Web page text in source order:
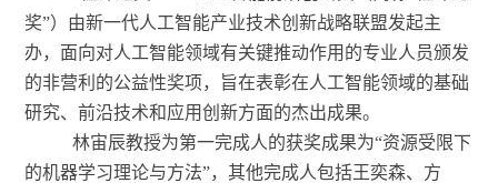
奖”）由新一代人工智能产业技术创新战略联盟发起主
办，面向对人工智能领域有关键推动作用的专业人员颁发
的非营利的公益性奖项，旨在表彰在人工智能领域的基础
研究、前沿技术和应用创新方面的杰出成果。
林宙辰教授为第一完成人的获奖成果为“资源受限下
的机器学习理论与方法”，其他完成人包括王奕森、方